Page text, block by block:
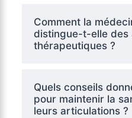
Comment la
distingue-t-elle des
thérapeutiques ?
Quels conseils
pour maintenir la
leurs articulations ?